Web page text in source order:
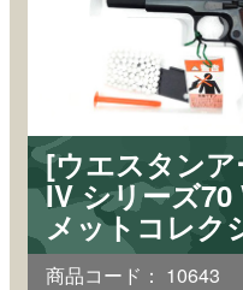
[ウエスタン
IV シリーズ
メットコレ
商品コード： 10643